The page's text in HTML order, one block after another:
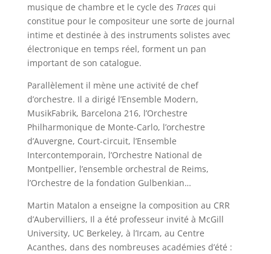
musique de chambre et le cycle des Tracesqui
constitue pour le compositeur une sorte de journal
intime et destinée à des instruments solistes avec
électronique en temps réel, forment un pan
important de son catalogue.
Parallèlement il mène une activité de chef
d’orchestre. Il a dirigé l’Ensemble Modern,
MusikFabrik, Barcelona 216, l’Orchestre
Philharmonique de Monte-Carlo, l’orchestre
d’Auvergne, Court-circuit, l’Ensemble
Intercontemporain, l’Orchestre National de
Montpellier, l’ensemble orchestral de Reims,
l’Orchestre de la fondation Gulbenkian…
Martin Matalon a enseigne la composition au CRR
d’Aubervilliers, Il a été professeur invité à McGill
University, UC Berkeley, à l’Ircam, au Centre
Acanthes, dans des nombreuses académies d’été :